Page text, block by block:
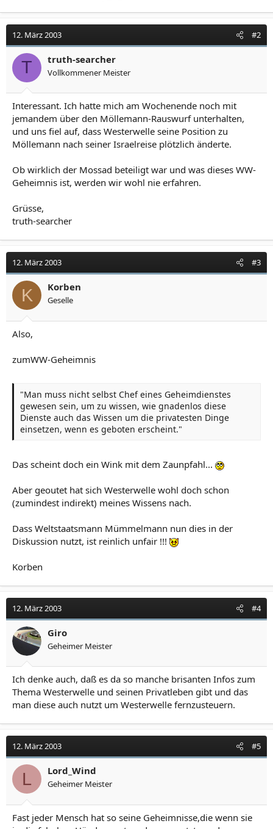
12. März 2003 #2
T truth-searcher
Vollkommener Meister
Interessant. Ich hatte mich am Wochenende noch mit
jemandem über den Möllemann-Rauswurf unterhalten,
und uns fiel auf, dass Westerwelle seine Position zu
Möllemann nach seiner Israelreise plötzlich änderte.
Ob wirklich der Mossad beteiligt war und was dieses WW-
Geheimnis ist, werden wir wohl nie erfahren.
Grüsse,
truth-searcher
12. März 2003 #3
K Korben
Geselle
Also,
zumWW-Geheimnis
"Man muss nicht selbst Chef eines Geheimdienstes
gewesen sein, um zu wissen, wie gnadenlos diese
Dienste auch das Wissen um die privatesten Dinge
einsetzen, wenn es geboten erscheint."
Das scheint doch ein Wink mit dem Zaunpfahl...
Aber geoutet hat sich Westerwelle wohl doch schon
(zumindest indirekt) meines Wissens nach.
Dass Weltstaatsmann Mümmelmann nun dies in der
Diskussion nutzt, ist reinlich unfair !!!
Korben
12. März 2003 #4
Giro
Geheimer Meister
Ich denke auch, daß es da so manche brisanten Infos zum
Thema Westerwelle und seinen Privatleben gibt und das
man diese auch nutzt um Westerwelle fernzusteuern.
12. März 2003 #5
L Lord_Wind
Geheimer Meister
Fast jeder Mensch hat so seine Geheimnisse,die wenn sie